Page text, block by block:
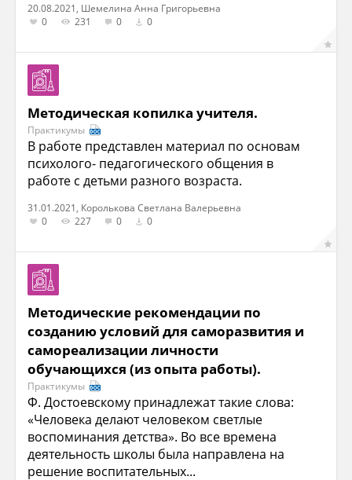
20.08.2021, Шемелина Анна Григорьевна
0
231 0 0
Методическая копилка учителя.
Практикумы
В работе представлен материал по основам
психолого- педагогического общения в
работе с детьми разного возраста.
31.01.2021, Королькова Светлана Валерьевна
0
227 0 0
Методические рекомендации по
созданию условий для саморазвития и
самореализации личности
обучающихся (из опыта работы).
Практикумы
Ф. Достоевскому принадлежат такие слова:
«Человека делают человеком светлые
воспоминания детства». Во все времена
деятельность школы была направлена на
решение воспитательных...